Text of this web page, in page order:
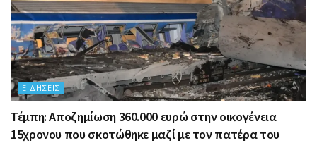
ΕΙΔΉΣΕΙΣ
Τέμπη: Αποζημίωση 360.000 ευρώ στην οικογένεια
15χρονου που σκοτώθηκε μαζί με τον πατέρα του